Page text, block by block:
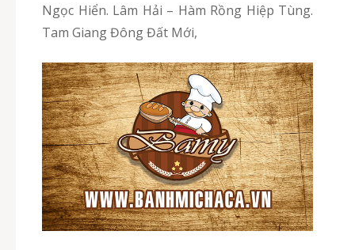
Ngọc Hiển. Lâm Hải – Hàm Rồng Hiệp Tùng.
Tam Giang Đông Đất Mới,